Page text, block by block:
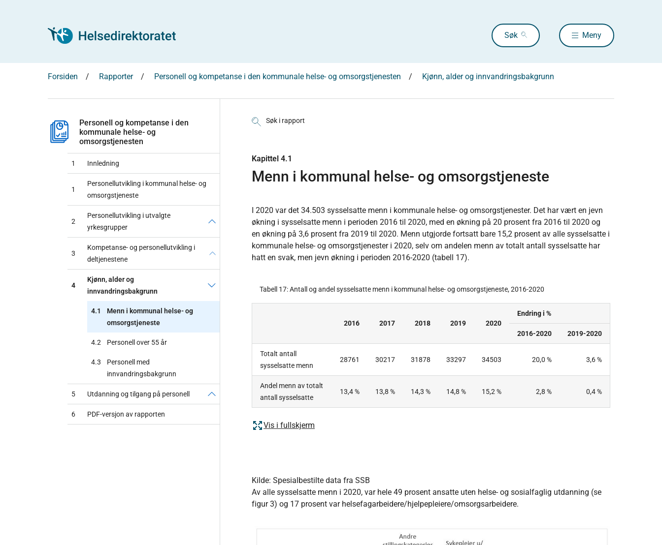
Søk Meny
Forsiden Rapporter Personell og kompetanse i den kommunale helse- og omsorgstjenesten Kjønn, alder og innvandringsbakgrunn
Personell og kompetanse i den
kommunale helse- og
omsorgstjenesten
1 Innledning
1
Personellutvikling i kommunal helse- og
omsorgstjeneste
2
Personellutvikling i utvalgte
yrkesgrupper
3
Kompetanse- og personellutvikling i
deltjenestene
4
Kjønn, alder og
innvandringsbakgrunn
4.1
Menn i kommunal helse- og
omsorgstjeneste
4.2 Personell over 55 år
4.3
Personell med
innvandringsbakgrunn
5 Utdanning og tilgang på personell
6 PDF-versjon av rapporten
Søk i rapport
Kapittel 4.1
Menn i kommunal helse- og omsorgstjeneste
I 2020 var det 34.503 sysselsatte menn i kommunale helse- og omsorgstjenester. Det har vært en jevn
økning i sysselsatte menn i perioden 2016 til 2020, med en økning på 20 prosent fra 2016 til 2020 og
en økning på 3,6 prosent fra 2019 til 2020. Menn utgjorde fortsatt bare 15,2 prosent av alle sysselsatte i
kommunale helse- og omsorgstjenester i 2020, selv om andelen menn av totalt antall sysselsatte har
hatt en svak, men jevn økning i perioden 2016-2020 (tabell 17).
Tabell 17: Antall og andel sysselsatte menn i kommunal helse- og omsorgstjeneste, 2016-2020
2016 2017 2018 2019 2020
Endring i %
2016-2020 2019-2020
Totalt antall
sysselsatte menn
28761 30217 31878 33297 34503 20,0 % 3,6 %
Andel menn av totalt
antall sysselsatte
13,4 % 13,8 % 14,3 % 14,8 % 15,2 % 2,8 % 0,4 %
Vis i fullskjerm
Kilde: Spesialbestilte data fra SSB
Av alle sysselsatte menn i 2020, var hele 49 prosent ansatte uten helse- og sosialfaglig utdanning (se
figur 3) og 17 prosent var helsefagarbeidere/hjelpepleiere/omsorgsarbeidere.